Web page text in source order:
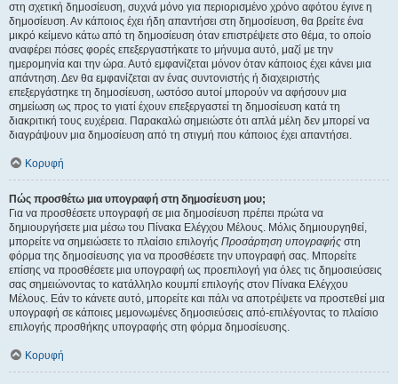
στη σχετική δημοσίευση, συχνά μόνο για περιορισμένο χρόνο αφότου έγινε η
δημοσίευση. Αν κάποιος έχει ήδη απαντήσει στη δημοσίευση, θα βρείτε ένα
μικρό κείμενο κάτω από τη δημοσίευση όταν επιστρέψετε στο θέμα, το οποίο
αναφέρει πόσες φορές επεξεργαστήκατε το μήνυμα αυτό, μαζί με την
ημερομηνία και την ώρα. Αυτό εμφανίζεται μόνον όταν κάποιος έχει κάνει μια
απάντηση. Δεν θα εμφανίζεται αν ένας συντονιστής ή διαχειριστής
επεξεργάστηκε τη δημοσίευση, ωστόσο αυτοί μπορούν να αφήσουν μια
σημείωση ως προς το γιατί έχουν επεξεργαστεί τη δημοσίευση κατά τη
διακριτική τους ευχέρεια. Παρακαλώ σημειώστε ότι απλά μέλη δεν μπορεί να
διαγράψουν μια δημοσίευση από τη στιγμή που κάποιος έχει απαντήσει.
Κορυφή
Πώς προσθέτω μια υπογραφή στη δημοσίευση μου;
Για να προσθέσετε υπογραφή σε μια δημοσίευση πρέπει πρώτα να
δημιουργήσετε μια μέσω του Πίνακα Ελέγχου Μέλους. Μόλις δημιουργηθεί,
μπορείτε να σημειώσετε το πλαίσιο επιλογής Προσάρτηση υπογραφής στη
φόρμα της δημοσίευσης για να προσθέσετε την υπογραφή σας. Μπορείτε
επίσης να προσθέσετε μια υπογραφή ως προεπιλογή για όλες τις δημοσιεύσεις
σας σημειώνοντας το κατάλληλο κουμπί επιλογής στον Πίνακα Ελέγχου
Μέλους. Εάν το κάνετε αυτό, μπορείτε και πάλι να αποτρέψετε να προστεθεί μια
υπογραφή σε κάποιες μεμονωμένες δημοσιεύσεις από-επιλέγοντας το πλαίσιο
επιλογής προσθήκης υπογραφής στη φόρμα δημοσίευσης.
Κορυφή